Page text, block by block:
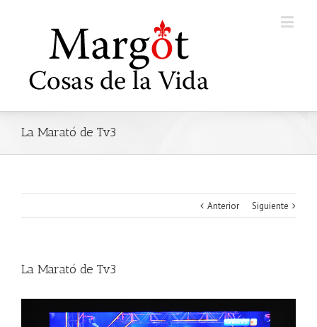
La Marató de Tv3
Anterior Siguiente
La Marató de Tv3